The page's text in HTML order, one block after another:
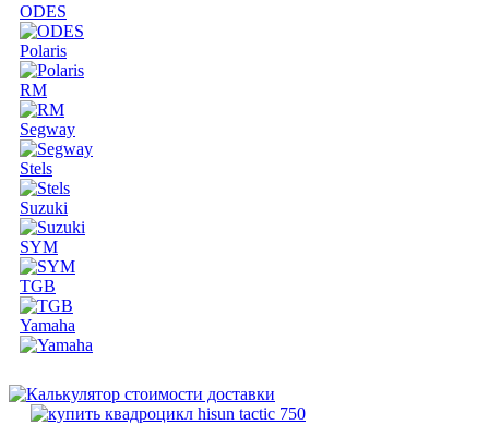
ODES
Polaris
RM
Segway
Stels
Suzuki
SYM
TGB
Yamaha